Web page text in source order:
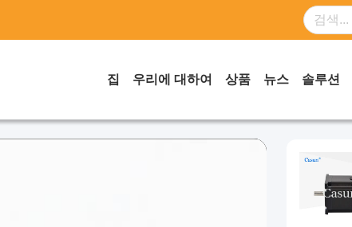
집 우리에 대하여 상품 뉴스 솔루션